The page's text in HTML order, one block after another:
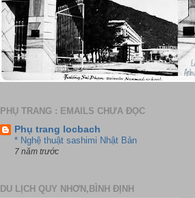
PHỤ TRANG : EMAILS CHƯA ĐỌC
Phụ trang locbach
* Nghệ thuật sashimi Nhật Bản
7 năm trước
DU LỊCH QUY NHƠN,BÌNH ĐỊNH